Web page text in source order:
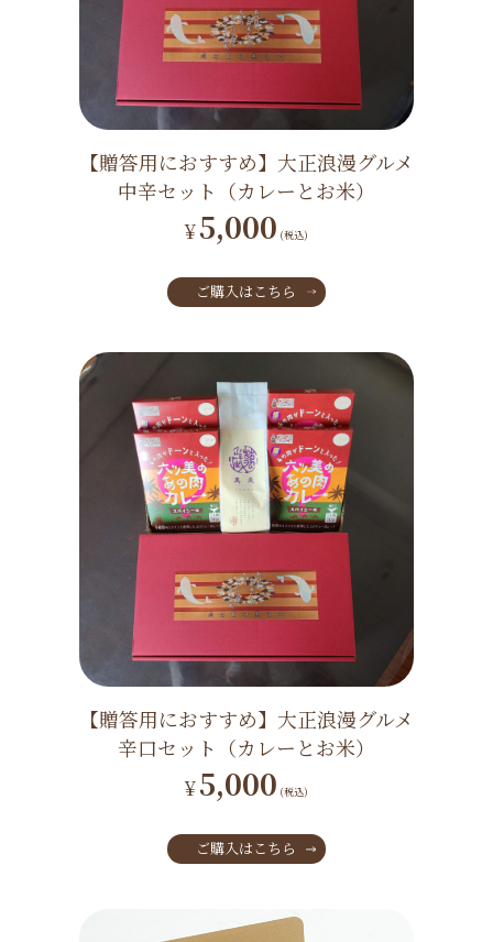
【贈答用におすすめ】大正浪漫グルメ
中辛セット（カレーとお米）
¥5,000 (税込)
ご購入はこちら
【贈答用におすすめ】大正浪漫グルメ
辛口セット（カレーとお米）
¥5,000 (税込)
ご購入はこちら